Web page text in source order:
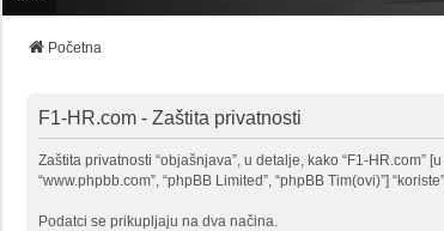
Početna
F1-HR.com - Zaštita privatnosti
Zaštita privatnosti “objašnjava”, u detalje, kako “F1-HR.com”
“www.phpbb.com”, “phpBB Limited”, “phpBB Tim(ovi)”]
Podatci se prikupljaju na dva načina.